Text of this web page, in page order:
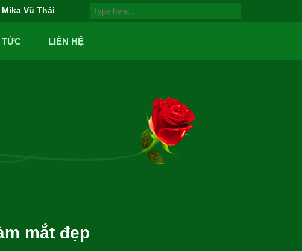
Mika Vũ Thái
TỨC LIÊN HỆ
mắt đẹp